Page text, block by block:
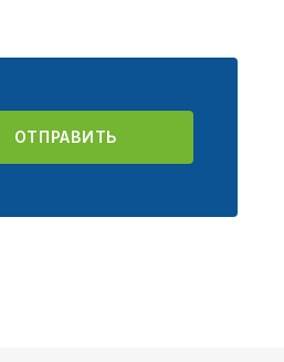
ОТПРАВИТЬ